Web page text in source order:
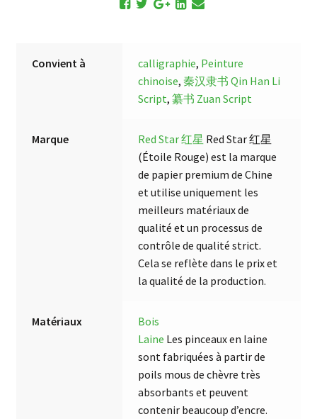
Convient à calligraphie, Peinture
chinoise, 秦汉隶书 Qin Han Li
Script,纂书 Zuan Script
Marque Red Star 红星 Red Star 红星
(Étoile Rouge) est la marque
de papier premium de Chine
et utilise uniquement les
meilleurs matériaux de
qualité et un processus de
contrôle de qualité strict.
Cela se reflète dans le prix et
la qualité de la production.
Matériaux
Bois
Laine Les pinceaux en laine
sont fabriquées à partir de
poils mous de chèvre très
absorbants et peuvent
contenir beaucoup d’encre.